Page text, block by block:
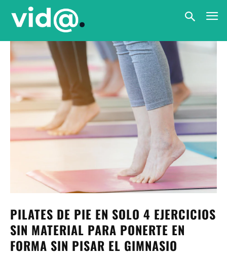
PILATES DE PIE EN SOLO 4 EJERCICIOS
SIN MATERIAL PARA PONERTE EN
FORMA SIN PISAR EL GIMNASIO